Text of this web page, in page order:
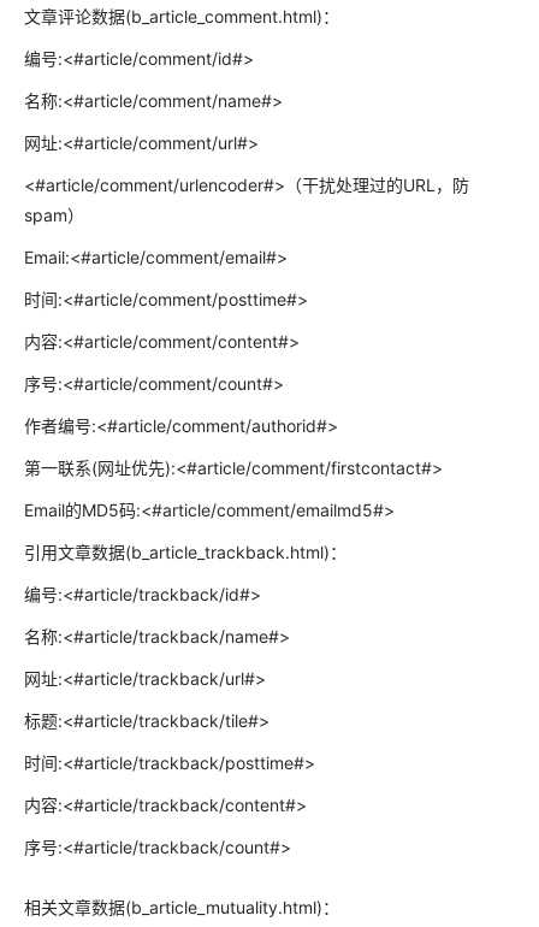
文章评论数据(b_article_comment.html)：
编号:<#article/comment/id#>
名称:<#article/comment/name#>
网址:<#article/comment/url#>
<#article/comment/urlencoder#>（干扰处理过的URL，防
spam）
Email:<#article/comment/email#>
时间:<#article/comment/posttime#>
内容:<#article/comment/content#>
序号:<#article/comment/count#>
作者编号:<#article/comment/authorid#>
第一联系(网址优先):<#article/comment/firstcontact#>
Email的MD5码:<#article/comment/emailmd5#>
引用文章数据(b_article_trackback.html)：
编号:<#article/trackback/id#>
名称:<#article/trackback/name#>
网址:<#article/trackback/url#>
标题:<#article/trackback/tile#>
时间:<#article/trackback/posttime#>
内容:<#article/trackback/content#>
序号:<#article/trackback/count#>
相关文章数据(b_article_mutuality.html)：